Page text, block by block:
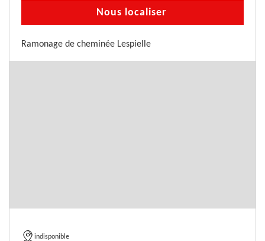
Nous localiser
Ramonage de cheminée Lespielle
indisponible